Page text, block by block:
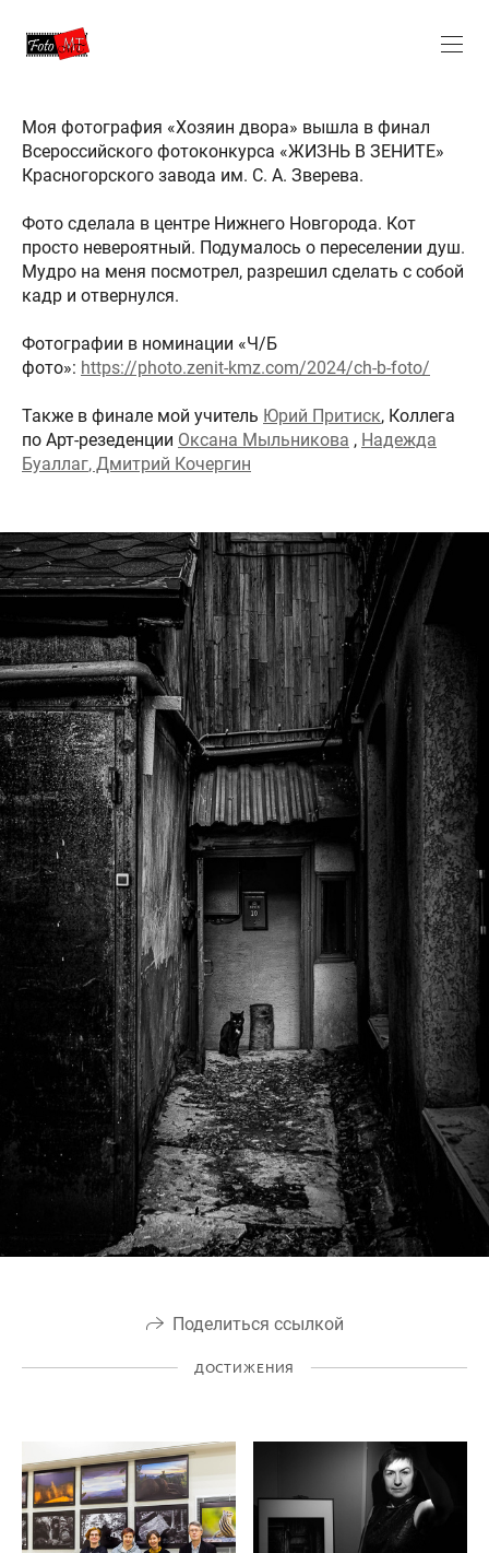
Моя фотография «Хозяин двора» вышла в финал
Всероссийского фотоконкурса «ЖИЗНЬ В ЗЕНИТЕ»
Красногорского завода им. С. А. Зверева.
Фото сделала в центре Нижнего Новгорода. Кот
просто невероятный. Подумалось о переселении душ.
Мудро на меня посмотрел, разрешил сделать с собой
кадр и отвернулся.
Фотографии в номинации «Ч/Б
фото»: https://photo.zenit-kmz.com/2024/ch-b-foto/
Также в финале мой учитель Юрий Притиск, Коллега
по Арт-резеденции Оксана Мыльникова , Надежда
Буаллаг, Дмитрий Кочергин
Поделиться ссылкой
ДОСТИЖЕНИЯ